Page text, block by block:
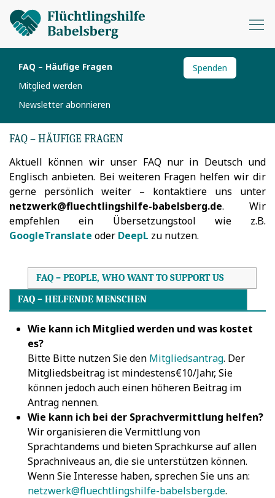
FAQ – Häufige Fragen
Mitglied werden
Newsletter abonnieren
Spenden
FAQ – HÄUFIGE FRAGEN
Aktuell können wir unser FAQ nur in Deutsch und
Englisch anbieten. Bei weiteren Fragen helfen wir dir
gerne persönlich weiter – kontaktiere uns unter
netzwerk@fluechtlingshilfe-babelsberg.de. Wir
empfehlen ein Übersetzungstool wie z.B.
GoogleTranslate oder DeepL zu nutzen.
FAQ – HELFENDE MENSCHEN
FAQ – PEOPLE, WHO WANT TO SUPPORT US
Wie kann ich Mitglied werden und was kostet
es?
Bitte Bitte nutzen Sie den Mitgliedsantrag. Der
Mitgliedsbeitrag ist mindestens€10/Jahr, Sie
können jedoch auch einen höheren Beitrag im
Antrag nennen.
Wie kann ich bei der Sprachvermittlung helfen?
Wir organisieren die Vermittlung von
Sprachtandems und bieten Sprachkurse auf allen
Sprachniveaus an, die sie unterstützen können.
Wenn Sie Interesse haben, sprechen Sie uns an:
netzwerk@fluechtlingshilfe-babelsberg.de.